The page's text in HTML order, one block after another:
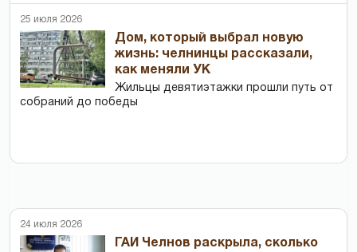
25 июля 2026
Дом, который выбрал новую
жизнь: челнинцы рассказали,
как меняли УК
Жильцы девятиэтажки прошли путь от
собраний до победы
24 июля 2026
ГАИ Челнов раскрыла, сколько